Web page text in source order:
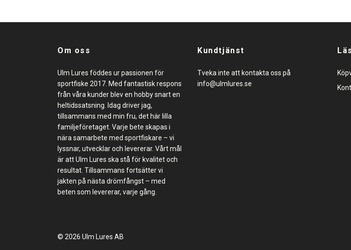
Om oss
Ulm Lures föddes ur passionen för
sportfiske 2017. Med fantastisk respons
från våra kunder blev en hobby snart en
heltidssatsning. Idag driver jag,
tillsammans med min fru, det här lilla
familjeföretaget. Varje bete skapas i
nära samarbete med sportfiskare – vi
lyssnar, utvecklar och levererar. Vårt mål
är att Ulm Lures ska stå för kvalitet och
resultat. Tillsammans fortsätter vi
jakten på nästa drömfångst – med
beten som levererar, varje gång.
Kundtjänst
Tveka inte att kontakta oss på
info@ulmlures.se
© 2026 Ulm Lures AB